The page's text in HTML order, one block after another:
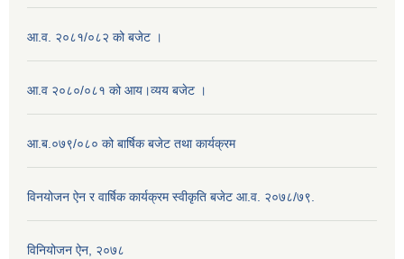
आ.व. २०८१/०८२ को बजेट ।
आ.व २०८०/०८१ को आय।व्यय बजेट ।
आ.ब.०७९/०८० को बार्षिक बजेट तथा कार्यक्रम
विनयोजन ऐन र वार्षिक कार्यक्रम स्वीकृति बजेट आ.व. २०७८/७९.
विनियोजन ऐन, २०७८